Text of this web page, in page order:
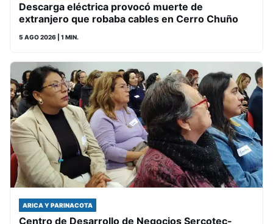
Descarga eléctrica provocó muerte de
extranjero que robaba cables en Cerro Chuño
5 AGO 2026 | 1 MIN.
ARICA Y PARINACOTA
Centro de Desarrollo de Negocios Sercotec-